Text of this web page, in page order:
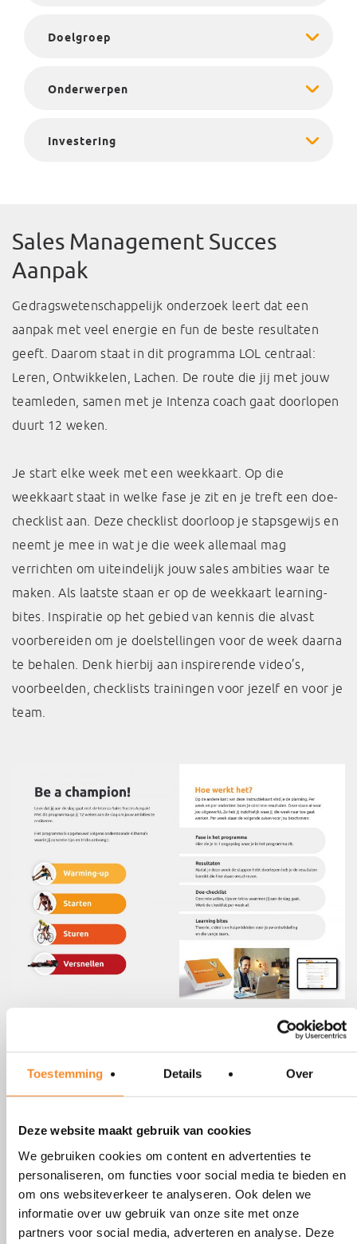
Toestemming Details Over
Deze website maakt gebruik van cookies
We gebruiken cookies om content en advertenties te
personaliseren, om functies voor social media te bieden en
om ons websiteverkeer te analyseren. Ook delen we
informatie over uw gebruik van onze site met onze
partners voor social media, adverteren en analyse. Deze
Doelgroep
Onderwerpen
Investering
Sales Management Succes
Aanpak
Gedragswetenschappelijk onderzoek leert dat een
aanpak met veel energie en fun de beste resultaten
geeft. Daarom staat in dit programma LOL centraal:
Leren, Ontwikkelen, Lachen. De route die jij met jouw
teamleden, samen met je Intenza coach gaat doorlopen
duurt 12 weken.
Je start elke week met een weekkaart. Op die
weekkaart staat in welke fase je zit en je treft een doe-
checklist aan. Deze checklist doorloop je stapsgewijs en
neemt je mee in wat je die week allemaal mag
verrichten om uiteindelijk jouw sales ambities waar te
maken. Als laatste staan er op de weekkaart learning-
bites. Inspiratie op het gebied van kennis die alvast
voorbereiden om je doelstellingen voor de week daarna
te behalen. Denk hierbij aan inspirerende video’s,
voorbeelden, checklists trainingen voor jezelf en voor je
team.
Over Intenza
We begeleiden ze in het realiseren van hun ambities.
Dat doen we door meer regie te zetten op gedrag dat
zorgt voor beweging, energie en resultaat. Waardoor ze
meer nieuwe klanten winnen, bestaande klanten